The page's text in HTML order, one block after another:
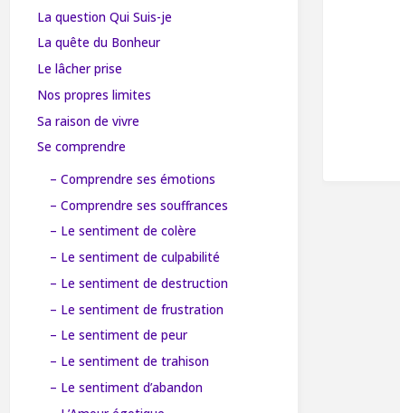
La question Qui Suis-je
La quête du Bonheur
Le lâcher prise
Nos propres limites
Sa raison de vivre
Se comprendre
– Comprendre ses émotions
– Comprendre ses souffrances
– Le sentiment de colère
– Le sentiment de culpabilité
– Le sentiment de destruction
– Le sentiment de frustration
– Le sentiment de peur
– Le sentiment de trahison
– Le sentiment d’abandon